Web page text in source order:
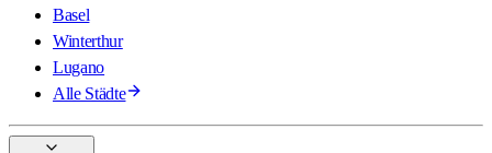
Basel
Winterthur
Lugano
Alle Städte